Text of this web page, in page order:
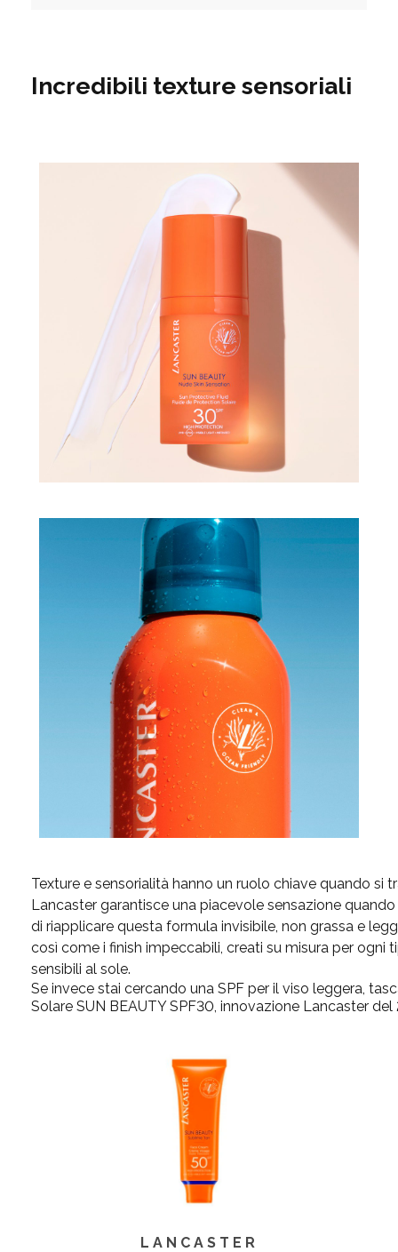
Incredibili texture sensoriali
Texture e sensorialità hanno un ruolo chiave quando si
Lancaster garantisce una piacevole sensazione
di riapplicare questa formula invisibile, non grassa e
così come i finish impeccabili, creati su misura per ogni
sensibili al sole.
Se invece stai cercando una SPF per il viso leggera,
Solare SUN BEAUTY SPF30, innovazione Lancaster
LANCASTER